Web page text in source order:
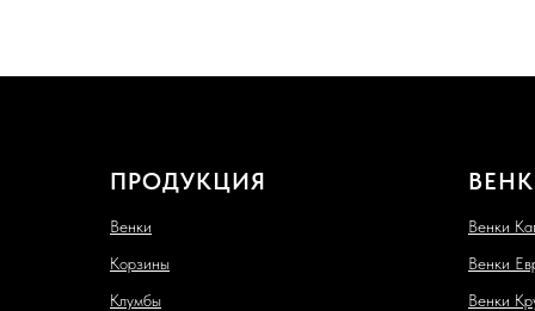
ПРОДУКЦИЯ
Венки
Корзины
Клумбы
Венки
Венки
Венки